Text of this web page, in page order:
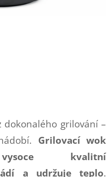
grilování –
Grilovací wok
kvalitní
a udržuje teplo.